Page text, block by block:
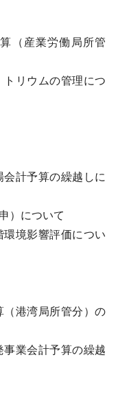
（産業労働局所管
トリウムの管理につ
会計予算の繰越しに
）について
環境影響評価につい
（港湾局所管分）の
事業会計予算の繰越